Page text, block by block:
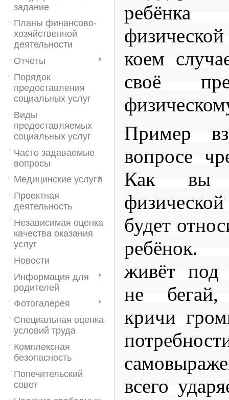
задание
Планы финансово-
хозяйственной
деятельности
Отчёты
Порядок
предоставления
социальных услуг
Виды
предоставляемых
социальных услуг
Часто задаваемые
вопросы
Медицинские услуги
Проектная
деятельность
Независимая оценка
качества оказания
услуг
Новости
Информация для
родителей
Фотогалерея
Специальная оценка
условий труда
Комплексная
безопасность
Попечительский
совет
коем
своё
Пример
вопросе
Как вы
будет
ребёнок.
живёт под
не
кричи
всего